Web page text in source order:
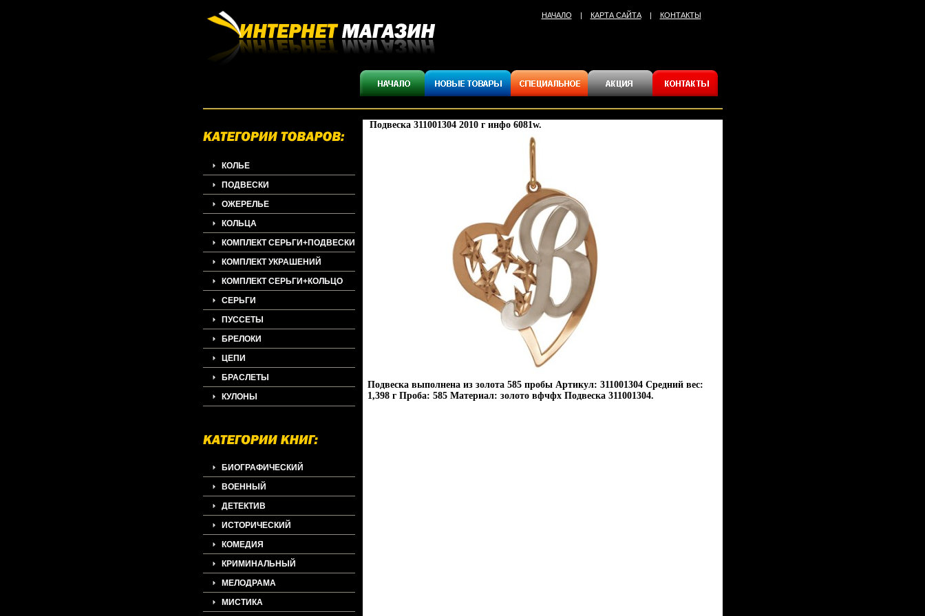
НАЧАЛО | КАРТА САЙТА| КОНТАКТЫ
КОЛЬЕ
ПОДВЕСКИ
ОЖЕРЕЛЬЕ
КОЛЬЦА
КОМПЛЕКТ СЕРЬГИ+ПОДВЕСКИ
КОМПЛЕКТ УКРАШЕНИЙ
КОМПЛЕКТ СЕРЬГИ+КОЛЬЦО
СЕРЬГИ
ПУССЕТЫ
БРЕЛОКИ
ЦЕПИ
БРАСЛЕТЫ
КУЛОНЫ
БИОГРАФИЧЕСКИЙ
ВОЕННЫЙ
ДЕТЕКТИВ
ИСТОРИЧЕСКИЙ
КОМЕДИЯ
КРИМИНАЛЬНЫЙ
МЕЛОДРАМА
МИСТИКА
Подвеска 311001304 2010 г инфо 6081w.
Подвеска выполнена из золота 585 пробы Артикул: 311001304 Средний вес:
1,398 г Проба: 585 Материал: золото вфчфх Подвеска 311001304.